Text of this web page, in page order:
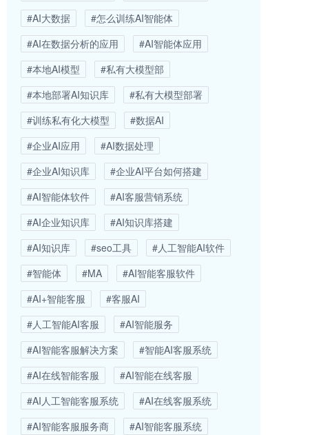
#AI大数据
#怎么训练AI智能体
#AI在数据分析的应用
#AI智能体应用
#本地AI模型
#私有大模型部
#本地部署AI知识库
#私有大模型部署
#训练私有化大模型
#数据AI
#企业AI应用
#AI数据处理
#企业AI知识库
#企业AI平台如何搭建
#AI智能体软件
#AI客服营销系统
#AI企业知识库
#AI知识库搭建
#AI知识库
#seo工具
#人工智能AI软件
#智能体
#MA
#AI智能客服软件
#AI+智能客服
#客服AI
#人工智能AI客服
#AI智能服务
#AI智能客服解决方案
#智能AI客服系统
#AI在线智能客服
#AI智能在线客服
#AI人工智能客服系统
#AI在线客服系统
#AI智能客服服务商
#AI智能客服系统